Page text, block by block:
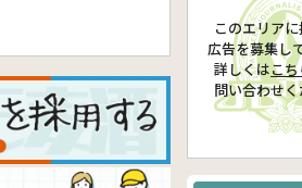
このエリア
広告を募集し
詳しくは こち
問い合わせく